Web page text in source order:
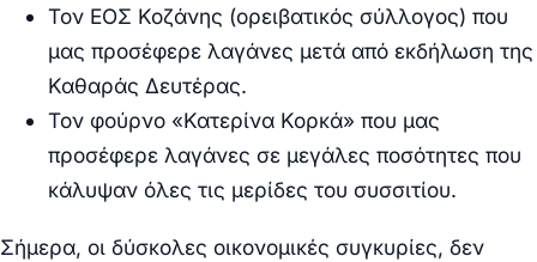
Τον ΕΟΣ Κοζάνης (ορειβατικός σύλλογος) που
μας προσέφερε λαγάνες μετά από εκδήλωση της
Καθαράς Δευτέρας.
Τον φούρνο «Κατερίνα Κορκά» που μας
προσέφερε λαγάνες σε μεγάλες ποσότητες που
κάλυψαν όλες τις μερίδες του συσσιτίου.
Σήμερα, οι δύσκολες οικονομικές συγκυρίες, δεν